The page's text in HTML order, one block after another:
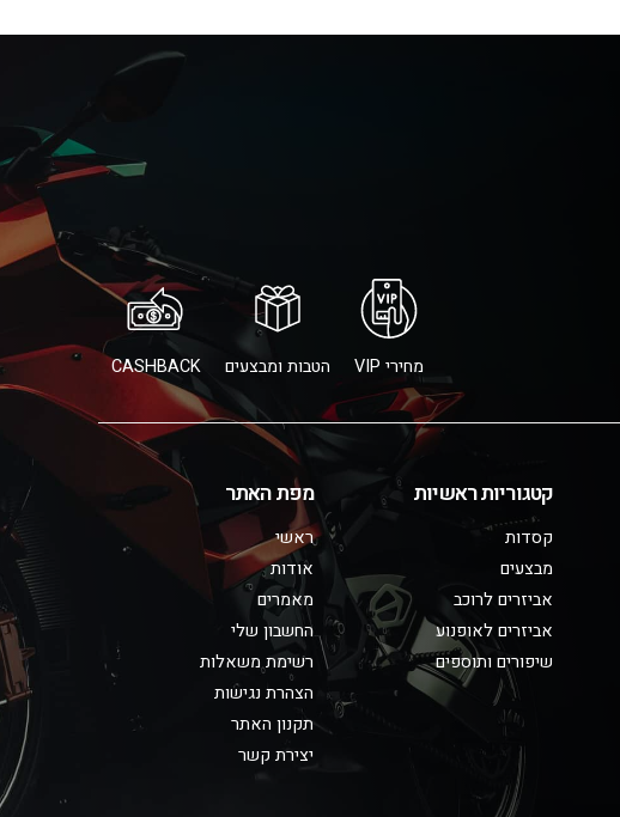
מחירי VIP הטבות ומבצעים CASHBACK
קטגוריות ראשיות
קסדות
מבצעים
אביזרים לרוכב
אביזרים לאופנוע
שיפורים ותוספים
מפת האתר
ראשי
אודות
מאמרים
החשבון שלי
רשימת משאלות
הצהרת נגישות
תקנון האתר
יצירת קשר